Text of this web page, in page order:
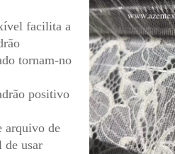
facilita a
tornam-no
positivo
arquivo de
de usar